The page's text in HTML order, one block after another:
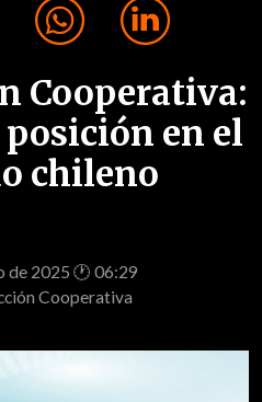
Cooperativa:
posición en el
chileno
de 2025 🕐 06:29
Cooperativa